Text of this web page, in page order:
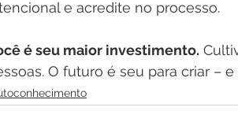
e acredite no processo.
é seu maior investimento.
O futuro é seu para criar –